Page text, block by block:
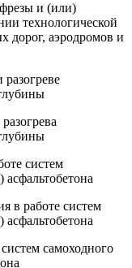
и (или)
технологической
дорог, аэродромов и
систем
асфальтобетона
в работе систем
асфальтобетона
самоходного